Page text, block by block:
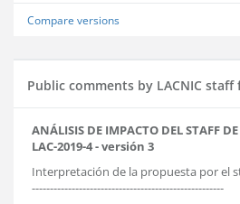
Compare versions
Public comments by LACNIC
ANÁLISIS DE IMPACTO DEL STAFF
LAC-2019-4 - versión 3
Interpretación de la propuesta por el
-----------------------------------------------------